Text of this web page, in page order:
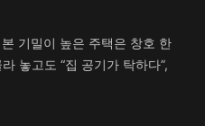
기밀이 높은 주택은 창호 한
놓고도 “집 공기가 탁하다”,